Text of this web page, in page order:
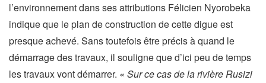
l’environnement dans ses attributions Félicien Nyorobeka
indique que le plan de construction de cette digue est
presque achevé. Sans toutefois être précis à quand le
démarrage des travaux, il souligne que d’ici peu de temps
les travaux vont démarrer. « Sur ce cas de la rivière Rusizi